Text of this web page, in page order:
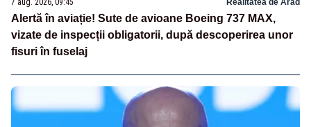
7 aug. 2026, 09:45 Realitatea de Arad
Alertă în aviație! Sute de avioane Boeing 737 MAX,
vizate de inspecții obligatorii, după descoperirea unor
fisuri în fuselaj